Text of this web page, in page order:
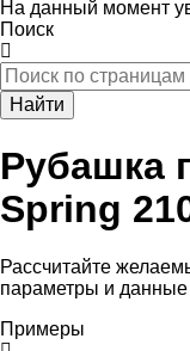
На данный момент
Поиск
Найти
Рубашка
Spring
Рассчитайте
параметры и данные
Примеры